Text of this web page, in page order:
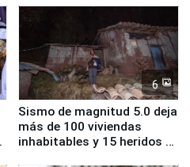
6
Sismo de magnitud 5.0 deja
más de 100 viviendas
inhabitables y 15 heridos en